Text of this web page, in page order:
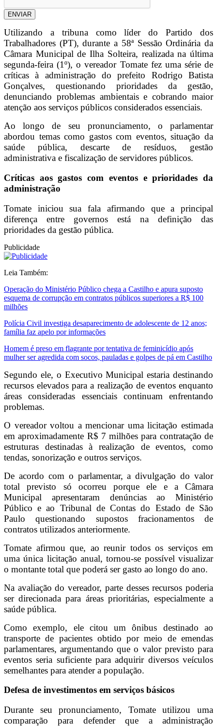
ENVIAR
Utilizando a tribuna como líder do Partido dos
Trabalhadores (PT), durante a 58ª Sessão Ordinária da
Câmara Municipal de Ilha Solteira, realizada na última
segunda-feira (1º), o vereador Tomate fez uma série de
críticas à administração do prefeito Rodrigo Batista
Gonçalves, questionando prioridades da gestão,
denunciando problemas ambientais e cobrando maior
atenção aos serviços públicos considerados essenciais.
Ao longo de seu pronunciamento, o parlamentar
abordou temas como gastos com eventos, situação da
saúde pública, descarte de resíduos, gestão
administrativa e fiscalização de servidores públicos.
Críticas aos gastos com eventos e prioridades da
administração
Tomate iniciou sua fala afirmando que a principal
diferença entre governos está na definição das
prioridades da gestão pública.
Publicidade
Leia Também:
Operação do Ministério Público chega a Castilho e apura suposto
esquema de corrupção em contratos públicos superiores a R$ 100
milhões
Polícia Civil investiga desaparecimento de adolescente de 12 anos;
família faz apelo por informações
Homem é preso em flagrante por tentativa de feminicídio após
mulher ser agredida com socos, pauladas e golpes de pá em Castilho
Segundo ele, o Executivo Municipal estaria destinando
recursos elevados para a realização de eventos enquanto
áreas consideradas essenciais continuam enfrentando
problemas.
O vereador voltou a mencionar uma licitação estimada
em aproximadamente R$ 7 milhões para contratação de
estruturas destinadas à realização de eventos, como
tendas, sonorização e outros serviços.
De acordo com o parlamentar, a divulgação do valor
total previsto só ocorreu porque ele e a Câmara
Municipal apresentaram denúncias ao Ministério
Público e ao Tribunal de Contas do Estado de São
Paulo questionando supostos fracionamentos de
contratos utilizados anteriormente.
Tomate afirmou que, ao reunir todos os serviços em
uma única licitação anual, tornou-se possível visualizar
o montante total que poderá ser gasto ao longo do ano.
Na avaliação do vereador, parte desses recursos poderia
ser direcionada para áreas prioritárias, especialmente a
saúde pública.
Como exemplo, ele citou um ônibus destinado ao
transporte de pacientes obtido por meio de emendas
parlamentares, argumentando que o valor previsto para
eventos seria suficiente para adquirir diversos veículos
semelhantes para atender a população.
Defesa de investimentos em serviços básicos
Durante seu pronunciamento, Tomate utilizou uma
comparação para defender que a administração